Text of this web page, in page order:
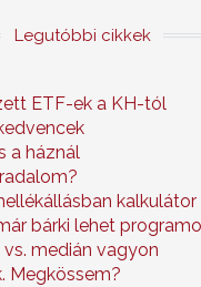
Legutóbbi cikkek
ETF-ek a KH-tól
a háznál
kalkulátor
bárki lehet
medián vagyon
Megkössem?